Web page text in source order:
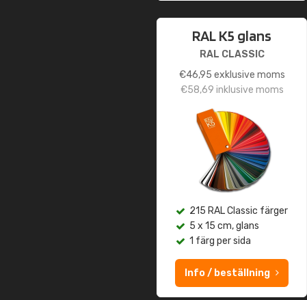
RAL K5 glans
RAL CLASSIC
€46,95 exklusive moms
€58,69 inklusive moms
215 RAL Classic färger
5 x 15 cm, glans
1 färg per sida
Info / beställning